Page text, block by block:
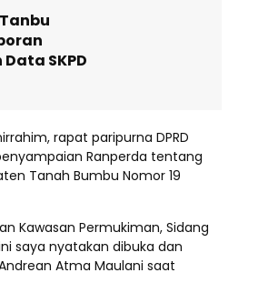
SKPD
rapat paripurna DPRD
Ranperda tentang
Tanah Bumbu Nomor 19
Kawasan Permukiman, Sidang
saya nyatakan dibuka dan
Atma Maulani saat